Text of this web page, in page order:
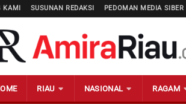
KAMI SUSUNAN REDAKSI PEDOMAN MEDIA SIBER
RIAU NASIONAL RAGAM